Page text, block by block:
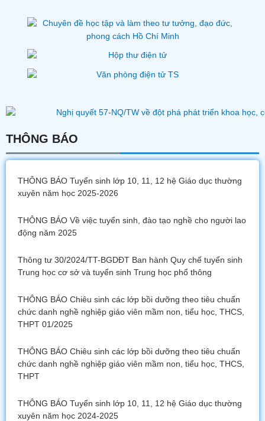
THÔNG BÁO
THÔNG BÁO Tuyển sinh lớp 10, 11, 12 hệ Giáo dục thường
xuyên năm học 2025-2026
THÔNG BÁO Về việc tuyển sinh, đào tạo nghề cho người lao
động năm 2025
Thông tư 30/2024/TT-BGDĐT Ban hành Quy chế tuyển sinh
Trung học cơ sở và tuyển sinh Trung học phổ thông
THÔNG BÁO Chiêu sinh các lớp bồi dưỡng theo tiêu chuẩn
chức danh nghề nghiệp giáo viên mầm non, tiểu học, THCS,
THPT 01/2025
THÔNG BÁO Chiêu sinh các lớp bồi dưỡng theo tiêu chuẩn
chức danh nghề nghiệp giáo viên mầm non, tiểu học, THCS,
THPT
THÔNG BÁO Tuyển sinh lớp 10, 11, 12 hệ Giáo dục thường
xuyên năm học 2024-2025